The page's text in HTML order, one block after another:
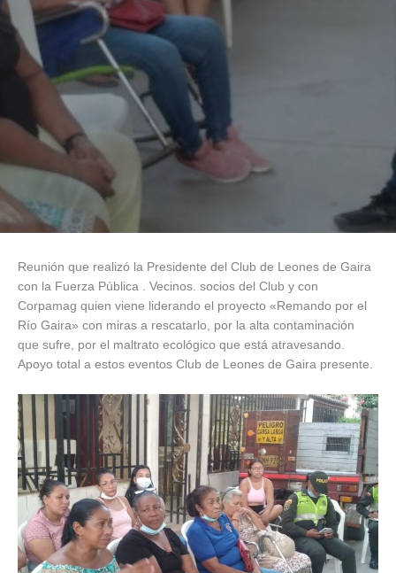
Reunión que realizó la Presidente del Club de Leones de Gaira
con la Fuerza Pública . Vecinos. socios del Club y con
Corpamag quien viene liderando el proyecto «Remando por el
Río Gaira» con miras a rescatarlo, por la alta contaminación
que sufre, por el maltrato ecológico que está atravesando.
Apoyo total a estos eventos Club de Leones de Gaira presente.